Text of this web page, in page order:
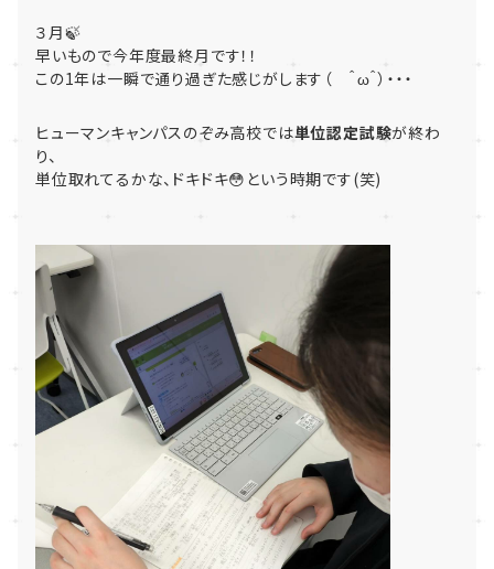
３月🍃
早いもので今年度最終月です！！
この1年は一瞬で通り過ぎた感じがします（ ＾ω＾）・・・
ヒューマンキャンパスのぞみ高校では単位認定試験が終わ
り、
単位取れてるかな、ドキドキ😳という時期です(笑)